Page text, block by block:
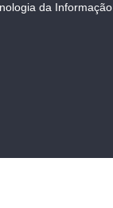
da Informação